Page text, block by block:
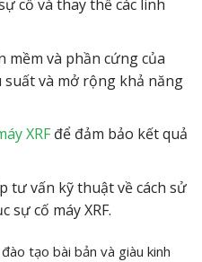
cố và thay thế các linh
mềm và phần cứng của
suất và mở rộng khả năng
XRFđể đảm bảo kết quả
tư vấn kỹ thuật về cách sử
sự cố máy XRF.
tạo bài bản và giàu kinh